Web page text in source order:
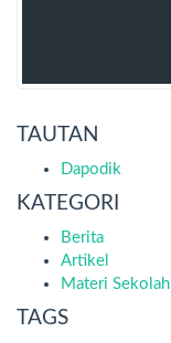
TAUTAN
Dapodik
KATEGORI
Berita
Artikel
Materi Sekolah
TAGS